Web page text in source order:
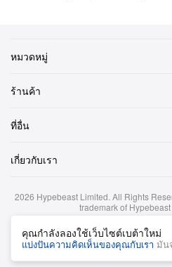
COCO GAME” ไปจนถึง
นาฬิกาข้อมือด้วย “J12 X-RAY
ระหว่างแสงและเงาอย่างมีชั้นเชิง
ด้วยการผลักขอบเขตงานนาฬิก
ตอกย้ำว่าวิสัยทัศน์เชิงสร้างสร
จำกัดไม่แพ้ความหรูหรา คอลเ
ขณะนี้
หมวดหมู่
ร้านค้า
ที่อื่น
เกี่ยวกับเรา
2026 Hypebeast Limited. All Rights
trademark of
ข้อกำหนดและเงื่อนไข
ข้อจำกัดความรับผิดชอ
คุณกำลังลองใช้เว็บไซต์เบต้าใหม่
แบ่งปันความคิดเห็นของคุณกับเรา มัน